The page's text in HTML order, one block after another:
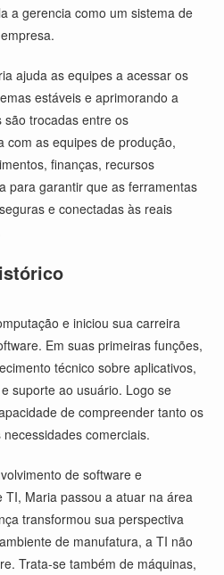
a gerencia como um sistema de
ajuda as equipes a acessar os
estáveis e aprimorando a
trocadas entre os
com as equipes de produção,
finanças, recursos
para garantir que as ferramentas
e conectadas às reais
e iniciou sua carreira
Em suas primeiras funções,
técnico sobre aplicativos,
suporte ao usuário. Logo se
de compreender tanto os
comerciais.
de software e
Maria passou a atuar na área
transformou sua perspectiva
de manufatura, a TI não
Trata-se também de máquinas,